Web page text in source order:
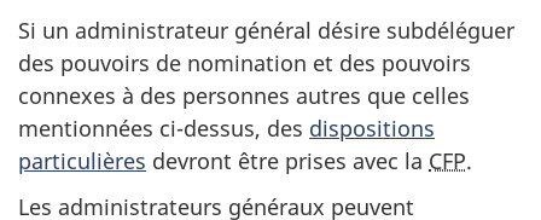
Si un administrateur général désire subdéléguer
des pouvoirs de nomination et des pouvoirs
connexes à des personnes autres que celles
mentionnées ci-dessus, des dispositions
particulières devront être prises avec la CFP.
Les administrateurs généraux peuvent